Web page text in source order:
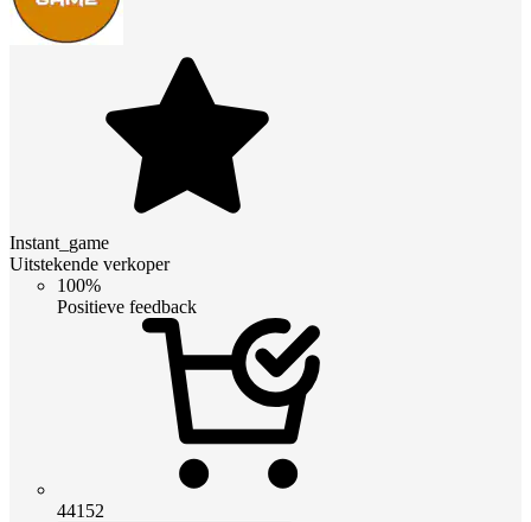
Instant_game
Uitstekende verkoper
100%
Positieve feedback
44152